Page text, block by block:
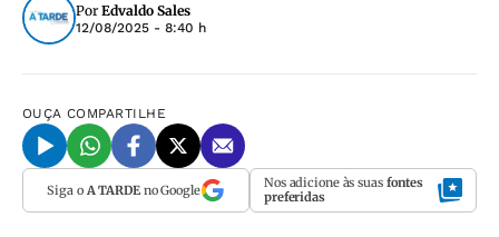
Por Edvaldo Sales
12/08/2025 - 8:40 h
OUÇA COMPARTILHE
Siga o A TARDEno Google Nos adicione às suas fontes
preferidas